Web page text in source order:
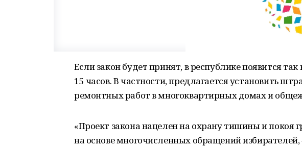
Если закон будет принят, в республике появится
15 часов. В частности, предлагается установить
ремонтных работ в многоквартирных домах и
«Проект закона нацелен на охрану тишины и покоя
на основе многочисленных обращений